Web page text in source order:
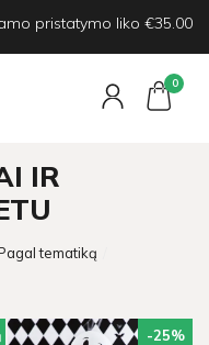
pristatymo liko €35.00
0
IR
tematiką
-25%